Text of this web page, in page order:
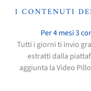
I CONTENUTI
Per 4 mesi 3
Tutti i giorni ti invio
estratti dalla
aggiunta la Video